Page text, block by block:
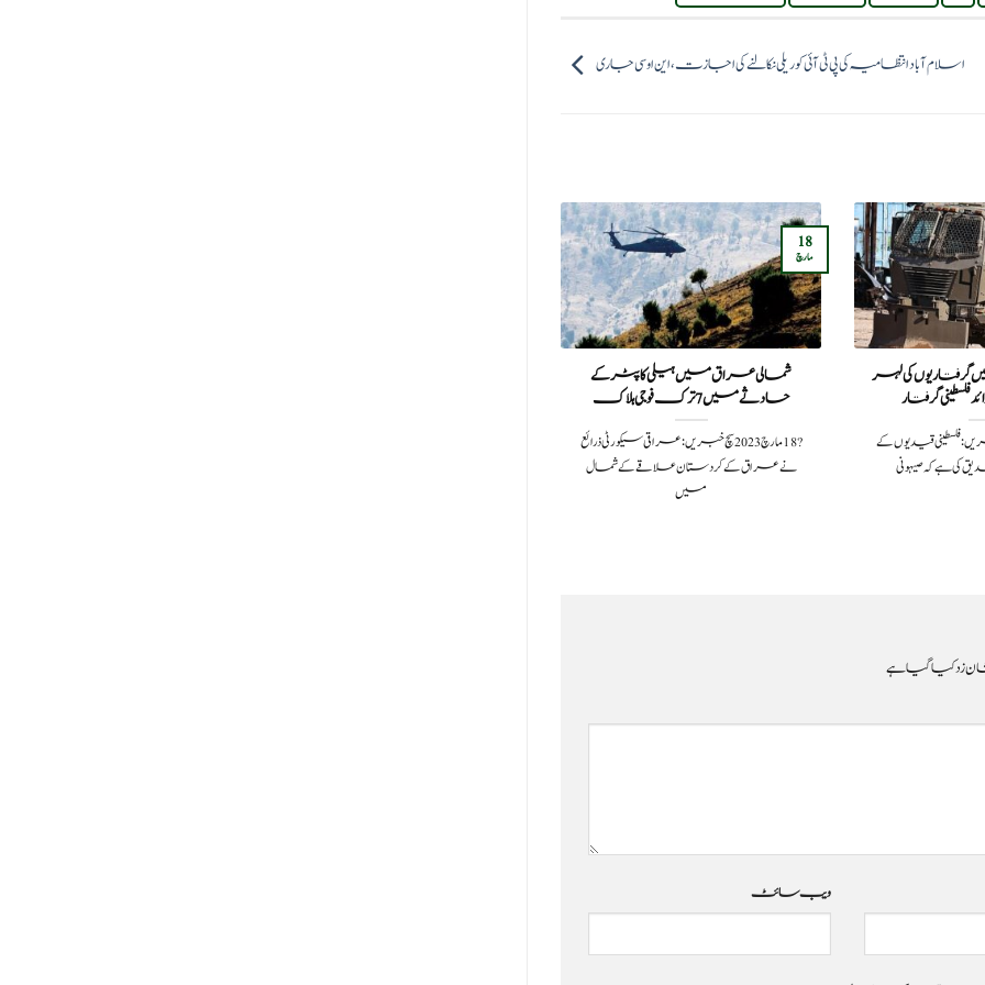
اسلام آباد انتظامیہ کی پی ٹی آئی کو ریلی نکالنے کی اجازت، این او سی جاری
کی لہر
خبریں:فلسطینی قیدیوں کے
کی ہے کہ صیہونی
شمالی عراق میں ہیلی کاپٹر کے
حادثے میں 7 ترک فوجی ہلاک
?️ 18 مارچ 2023سچ خبریں:عراقی سیکورٹی ذرائع
نے عراق کے کردستان علاقے کے شمال
میں
18
مارچ
زد کیا گیا ہے
ویب‌ سائٹ